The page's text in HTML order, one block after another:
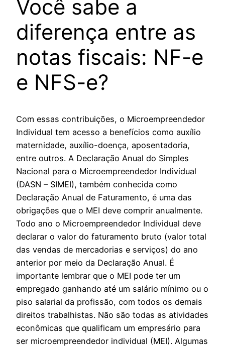
Você sabe a
diferença entre as
notas fiscais: NF-e
e NFS-e?
Com essas contribuições, o Microempreendedor
Individual tem acesso a benefícios como auxílio
maternidade, auxílio-doença, aposentadoria,
entre outros. A Declaração Anual do Simples
Nacional para o Microempreendedor Individual
(DASN – SIMEI), também conhecida como
Declaração Anual de Faturamento, é uma das
obrigações que o MEI deve comprir anualmente.
Todo ano o Microempreendedor Individual deve
declarar o valor do faturamento bruto (valor total
das vendas de mercadorias e serviços) do ano
anterior por meio da Declaração Anual. É
importante lembrar que o MEI pode ter um
empregado ganhando até um salário mínimo ou o
piso salarial da profissão, com todos os demais
direitos trabalhistas. Não são todas as atividades
econômicas que qualificam um empresário para
ser microempreendedor individual (MEI). Algumas